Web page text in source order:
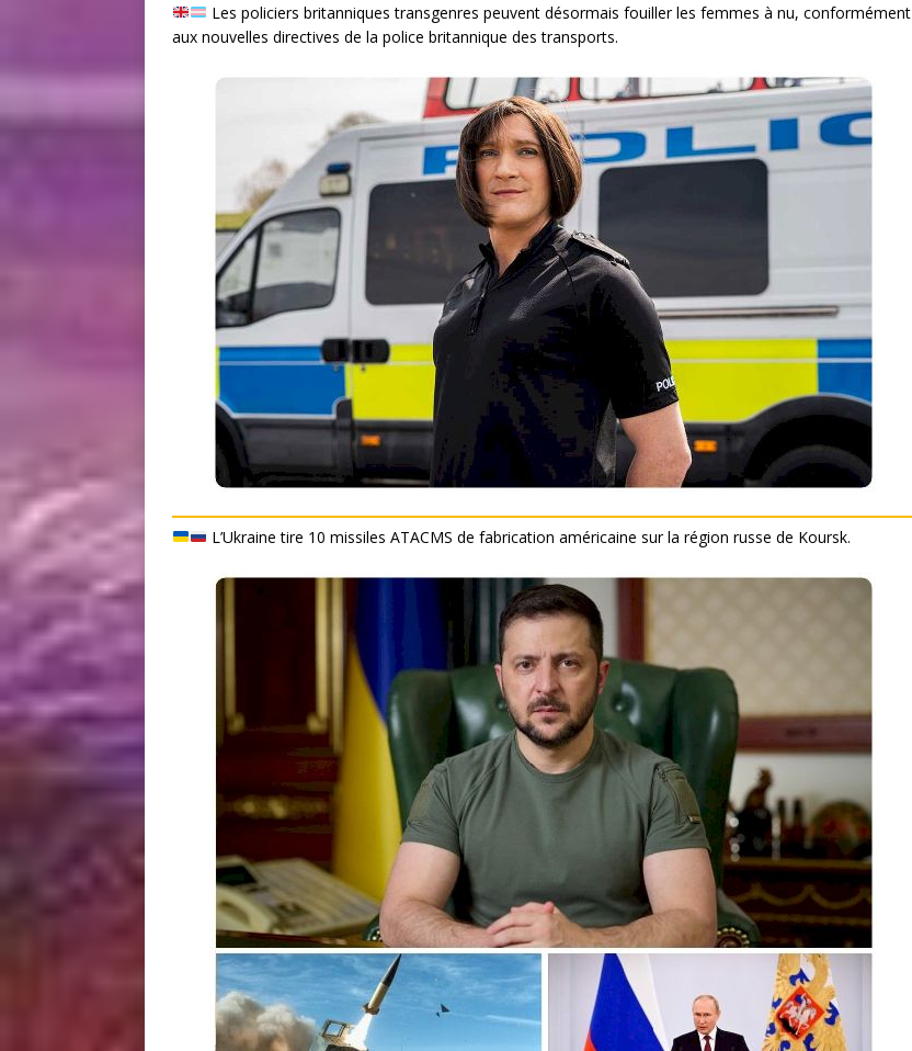
Les policiers britanniques transgenres peuvent désormais fouiller les femmes à nu, conformément
aux nouvelles directives de la police britannique des transports.
L’Ukraine tire 10 missiles ATACMS de fabrication américaine sur la région russe de Koursk.